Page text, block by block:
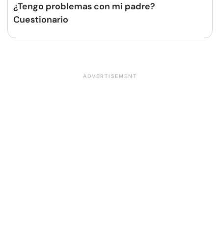
¿Tengo problemas con mi padre?
Cuestionario